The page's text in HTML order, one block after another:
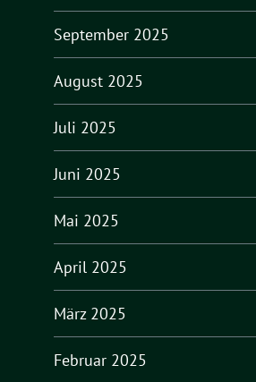
September 2025
August 2025
Juli 2025
Juni 2025
Mai 2025
April 2025
März 2025
Februar 2025